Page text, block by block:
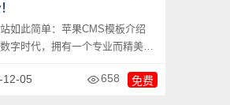
如此简单：苹果CMS模板介绍
字时代，拥有一个专业而精美的
12-05 658 免费